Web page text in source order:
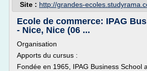
Site : http://grandes-
Ecole de commerce: IPAG
- Nice, Nice (06 ...
Organisation
Apports du cursus :
Fondée en 1965, IPAG Business School